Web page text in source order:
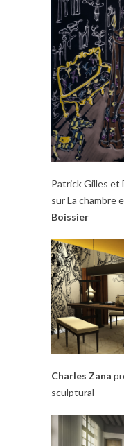
Patrick Gilles et
sur La chambre
Boissier
Charles Zana
sculptural